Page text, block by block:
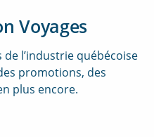
Voyages
l’industrie québécoise
promotions, des
plus encore.